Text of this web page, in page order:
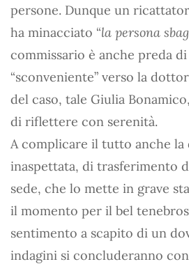
persone. Dunque un
ha minacciato “la persona
commissario è anche preda
“sconveniente” verso la
del caso, tale Giulia
di riflettere con serenità.
A complicare il tutto anche la
inaspettata, di trasferimento
sede, che lo mette in grave
il momento per il bel
sentimento a scapito di un
indagini si concluderanno